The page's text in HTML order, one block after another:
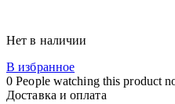
Нет в наличии
В избранное
0 People watching this product
Доставка и оплата